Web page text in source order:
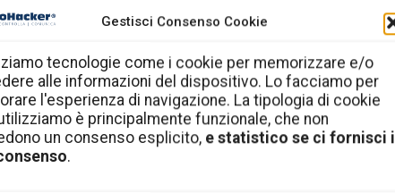
Gestisci Consenso Cookie
tecnologie come i cookie per memorizzare e/o
alle informazioni del dispositivo. Lo facciamo per
l'esperienza di navigazione. La tipologia di cookie
è principalmente funzionale, che non
un consenso esplicito, e statistico se ci fornisci il
.